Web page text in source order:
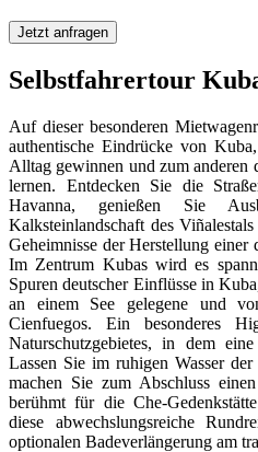
Jetzt anfragen
Selbstfahrertour
Auf dieser besonderen
authentische Eindrücke von
Alltag gewinnen und zum anderen
lernen. Entdecken Sie die
Havanna, genießen Sie
Kalksteinlandschaft des
Geheimnisse der Herstellung einer
Im Zentrum Kubas wird es
Spuren deutscher Einflüsse in
an einem See gelegene und
Cienfuegos. Ein besonderes
Naturschutzgebietes, in dem
Lassen Sie im ruhigen Wasser
machen Sie zum Abschluss
berühmt für die Che-
diese abwechslungsreiche
optionalen Badeverlängerung am